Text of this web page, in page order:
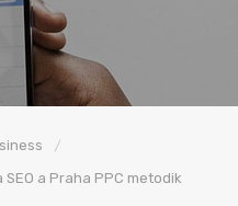
a Praha PPC metodik